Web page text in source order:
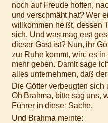
noch auf Freude hoffen,
und verschmäht hat? Wer
willkommen heißt, dessen
sich. Und was mag erst
dieser Gast ist? Nun, ihr
zur Ruhe kommt, wird es
mehr geben. Damit sage
alles unternehmen, daß
Die Götter verbeugten sich
Oh Brahma, bitte sag uns,
Führer in dieser Sache.
Und Brahma meinte: